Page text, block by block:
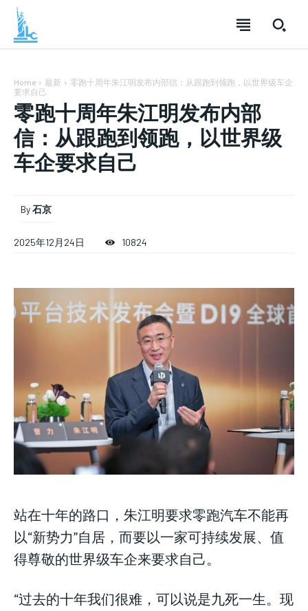
you get access toexclusive articlesthat let you
stay ahead of the curve.
Your Profile
NEWS LIFESTYLE PUBLIC OPINION
toexclusive articlesthat let you stay ahead of the curve.
NEWS LIFESTYLE PUBLIC OPINION
toexclusive articlesthat let you stay ahead of the curve.
NEWS LIFESTYLE PUBLIC OPINION
Home 最新
零跑十周年朱江明发布内部信：从跟跑到领跑，以世界级车企
要求自己
零跑十周年朱江明发布内部
信：从跟跑到领跑，以世界级
车企要求自己
By石京
2025年12月24日 10824
站在十年的路口，朱江明要求零跑汽车不能再
以“新势力”自居，而要以一家可持续发展、值
得尊敬的世界级车企来要求自己。
“过去的十年我们很难，可以说是九死一生。现